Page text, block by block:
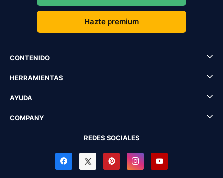
Hazte premium
CONTENIDO
HERRAMIENTAS
AYUDA
COMPANY
REDES SOCIALES